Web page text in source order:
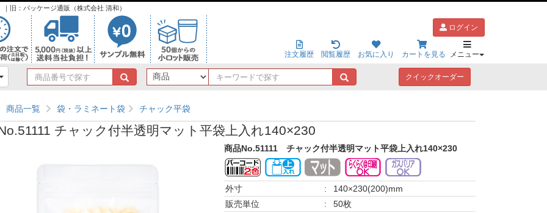
旧：パッケージ通販（株式会社 清和）
ログイン
注文履歴 閲覧履歴 お気に入り カートを見る メニュー
商
品
号
で
探
キ
ー
ド
で
探
す
クイックオーダー
商品一覧 袋・ラミネート袋 チャック平袋
チャック付半透明マット平袋上入れ140×230
商品No.51111 チャック付半透明マット平袋上入れ140×230
外寸 :
140×230(200)mm
販売単位
:
50枚